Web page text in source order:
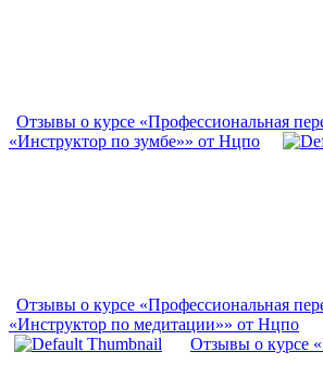
Отзывы о курсе «Профессиональная
«Инструктор по зумбе»» от Нцпо
Отзывы о курсе «Профессиональная
«Инструктор по медитации»» от Нцпо
Отзывы о курсе